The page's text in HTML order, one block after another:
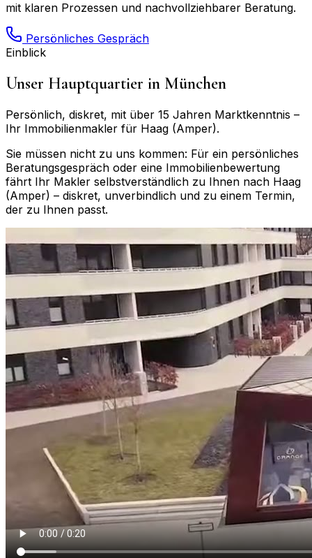
mit klaren Prozessen und nachvollziehbarer Beratung.
Persönliches Gespräch
Einblick
Unser Hauptquartier in München
Persönlich, diskret, mit über 15 Jahren Marktkenntnis –
Ihr Immobilienmakler für Haag (Amper).
Sie müssen nicht zu uns kommen: Für ein persönliches
Beratungsgespräch oder eine Immobilienbewertung
fährt Ihr Makler selbstverständlich zu Ihnen nach Haag
(Amper) – diskret, unverbindlich und zu einem Termin,
der zu Ihnen passt.